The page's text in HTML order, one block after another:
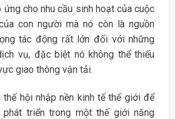
ứng cho nhu cầu sinh hoạt của cuộc
con người mà nó còn là nguồn
tác động rất lớn đối với những
vụ, đặc biệt nó không thể thiếu
giao thông vận tải.
thế hội nhập nền kinh tế thế giới để
triển trong một thế giới năng